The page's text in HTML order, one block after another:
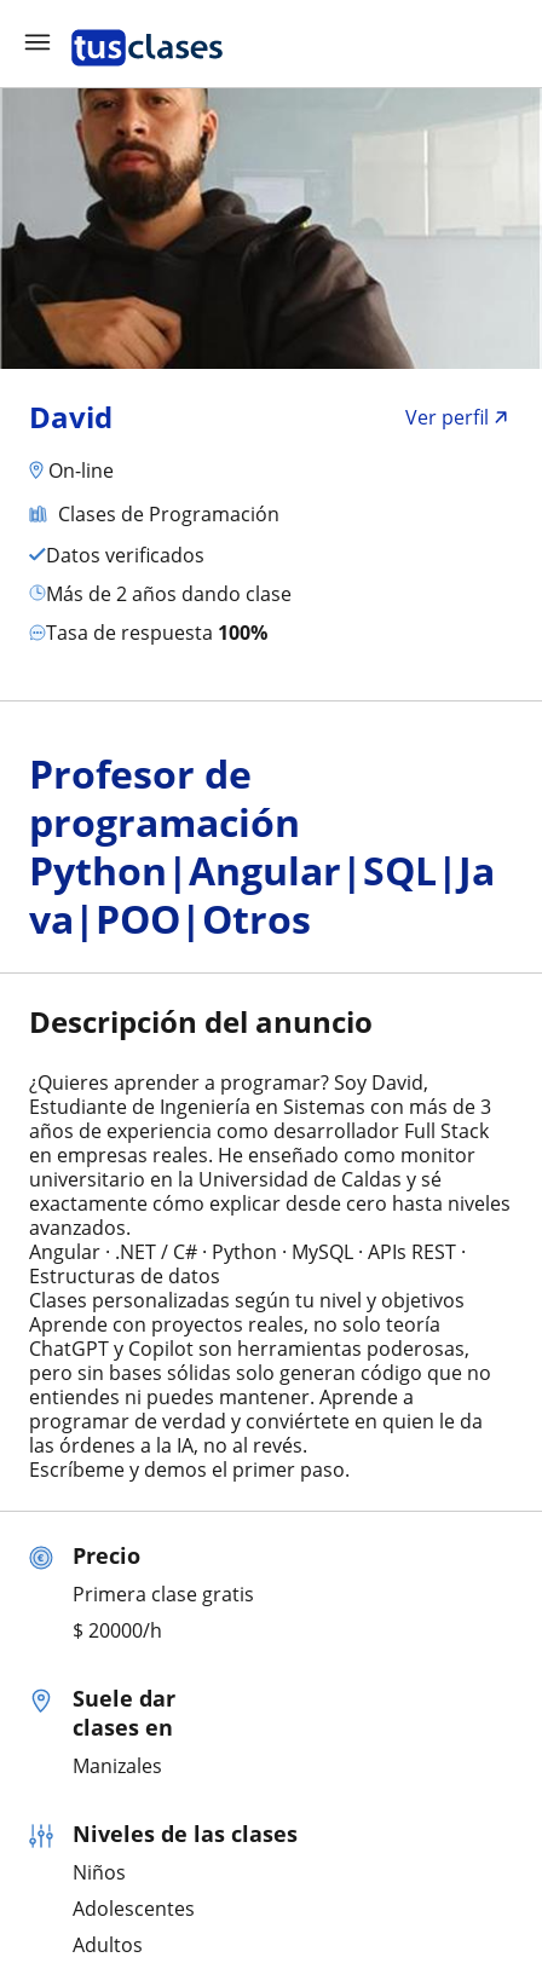
David
Ver perfil
On-line
Clases de Programación
Datos verificados
más de 2 años dando clase
Tasa de respuesta 100%
Precio
Primera clase gratis
$ 20000/h
Suele dar
clases en
Manizales
Niveles de las clases
Niños
Adolescentes
Adultos
Profesor de
programación
Python|Angular|SQL|Ja
va|POO|Otros
Descripción del anuncio
¿Quieres aprender a programar? Soy David,
Estudiante de Ingeniería en Sistemas con más de 3
años de experiencia como desarrollador Full Stack
en empresas reales. He enseñado como monitor
universitario en la Universidad de Caldas y sé
exactamente cómo explicar desde cero hasta niveles
avanzados.
Angular · .NET / C# · Python · MySQL · APIs REST ·
Estructuras de datos
Clases personalizadas según tu nivel y objetivos
Aprende con proyectos reales, no solo teoría
ChatGPT y Copilot son herramientas poderosas,
pero sin bases sólidas solo generan código que no
entiendes ni puedes mantener. Aprende a
programar de verdad y conviértete en quien le da
las órdenes a la IA, no al revés.
Escríbeme y demos el primer paso.